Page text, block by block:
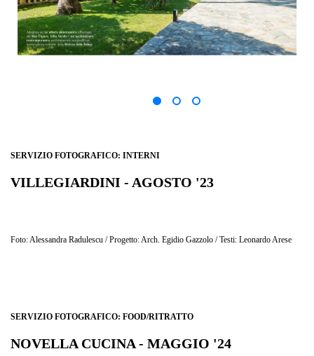
SERVIZIO FOTOGRAFICO: INTERNI
VILLEGIARDINI - AGOSTO '23
Foto: Alessandra Radulescu / Progetto: Arch. Egidio Gazzolo / Testi: Leonardo Arese
SERVIZIO FOTOGRAFICO: FOOD/RITRATTO
NOVELLA CUCINA - MAGGIO '24